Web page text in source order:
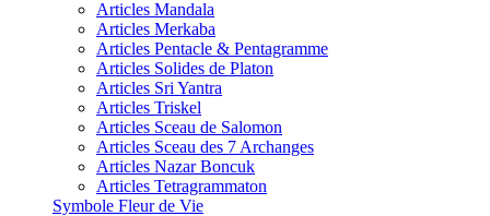
Articles Mandala
Articles Merkaba
Articles Pentacle & Pentagramme
Articles Solides de Platon
Articles Sri Yantra
Articles Triskel
Articles Sceau de Salomon
Articles Sceau des 7 Archanges
Articles Nazar Boncuk
Articles Tetragrammaton
Symbole Fleur de Vie